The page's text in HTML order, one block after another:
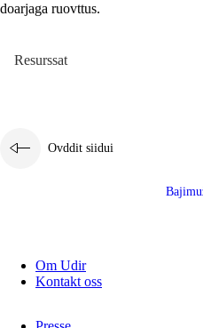
doarjaga ruovttus.
Resurssat
Ovddit siidui
Om Udir
Kontakt oss